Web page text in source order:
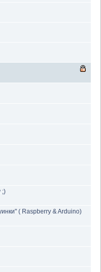
;)
( Raspberry & Arduino)